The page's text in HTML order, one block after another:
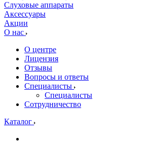
Слуховые аппараты
Аксессуары
Акции
О нас
О центре
Лицензия
Отзывы
Вопросы и ответы
Специалисты
Специалисты
Сотрудничество
Каталог